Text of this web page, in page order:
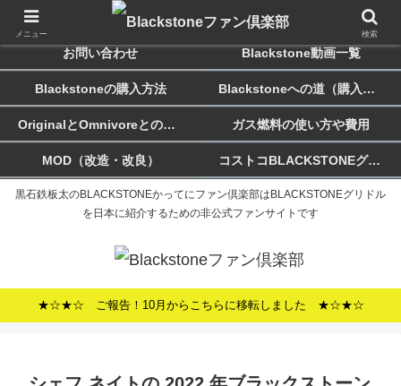
黒石鉄板太のBLACKSTONEかってにファン倶楽部はBLACKSTONEグリドル
を日本に紹介するための非公式ファンサイトです
ホーム Blackstoneのススメ
お問い合わせ Blackstone動画一覧
Blackstoneの購入方法 Blackstoneへの道（購入記）
OriginalとOmnivoreとの違い ガス燃料の使い方や費用
MOD（改造・改良） コストコBLACKSTONEグリドルについて
★☆★☆ ご報告！10月からこちらに移転しました ★☆★☆
メニュー 検索